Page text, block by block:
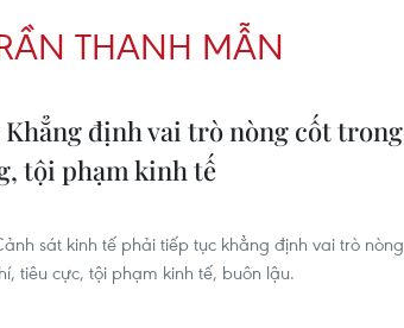
THANH MẪN
định vai trò nòng cốt trong
tội phạm kinh tế
sát kinh tế phải tiếp tục khẳng định vai trò nòng
tiêu cực, tội phạm kinh tế, buôn lậu.